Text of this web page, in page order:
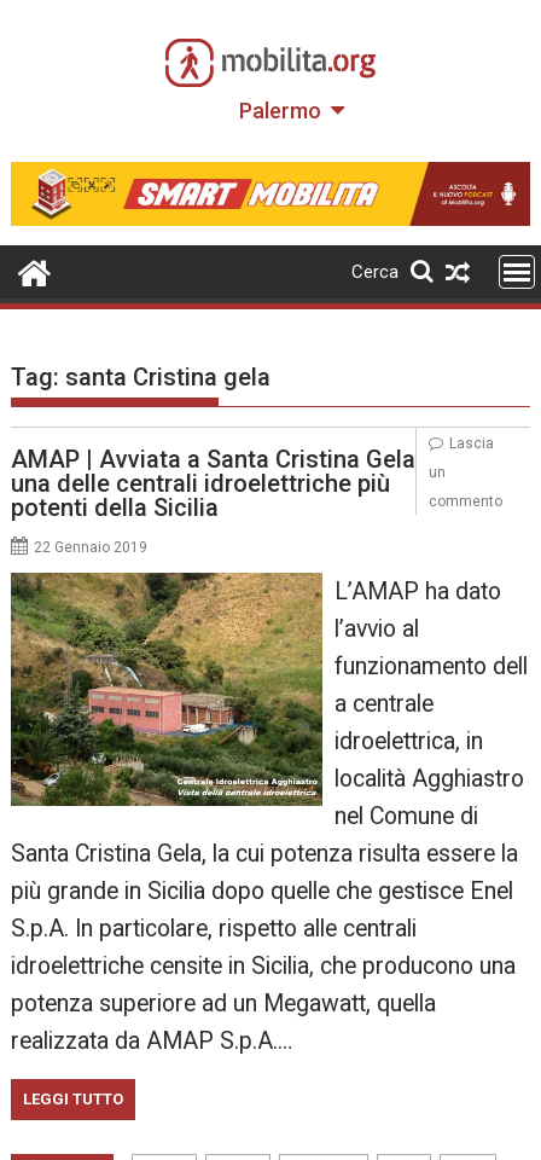
Palermo
Cerca
Tag: santa Cristina gela
AMAP | Avviata a Santa Cristina Gela
una delle centrali idroelettriche più
potenti della Sicilia
22 Gennaio 2019
L’AMAP ha dato
l’avvio al
funzionamento dell
a centrale
idroelettrica, in
località Agghiastro
nel Comune di
Santa Cristina Gela, la cui potenza risulta essere la
più grande in Sicilia dopo quelle che gestisce Enel
S.p.A. In particolare, rispetto alle centrali
idroelettriche censite in Sicilia, che producono una
potenza superiore ad un Megawatt, quella
realizzata da AMAP S.p.A.…
LEGGI TUTTO
Lascia
un
commento